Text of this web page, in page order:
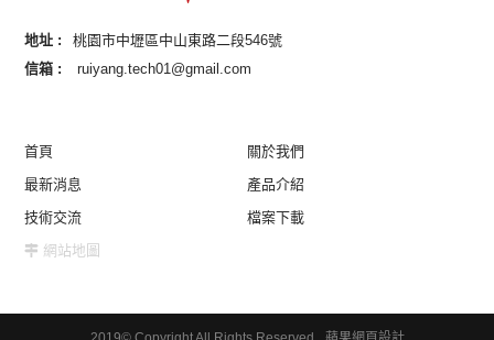
地址 :
桃園市中壢區中山東路二段546號
信箱 :
ruiyang.tech01@gmail.com
首頁
關於我們
最新消息
產品介紹
技術交流
檔案下載
網站地圖